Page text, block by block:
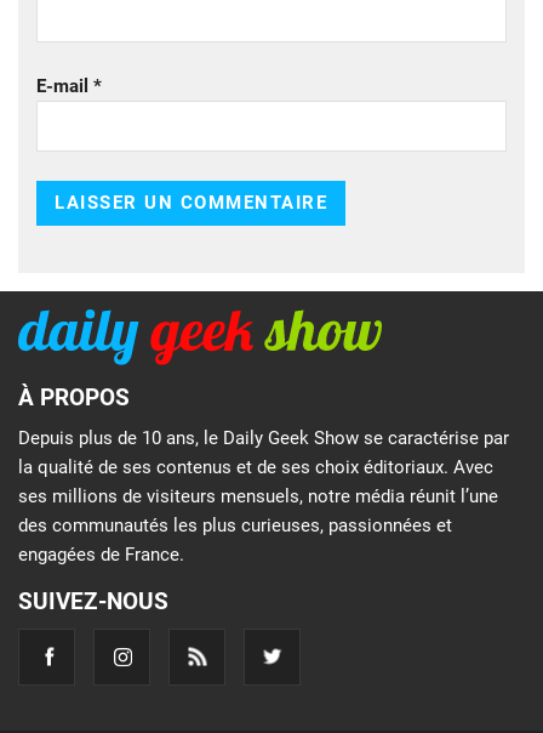
E-mail *
À PROPOS
Depuis plus de 10 ans, le Daily Geek Show se caractérise par
la qualité de ses contenus et de ses choix éditoriaux. Avec
ses millions de visiteurs mensuels, notre média réunit l’une
des communautés les plus curieuses, passionnées et
engagées de France.
SUIVEZ-NOUS